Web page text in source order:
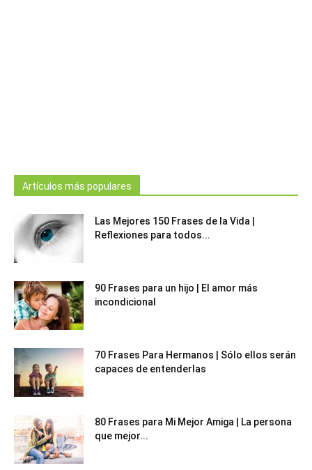
Artículos más populares
Las Mejores 150 Frases de la Vida |
Reflexiones para todos...
90 Frases para un hijo | El amor más
incondicional
70 Frases Para Hermanos | Sólo ellos serán
capaces de entenderlas
80 Frases para Mi Mejor Amiga | La persona
que mejor...